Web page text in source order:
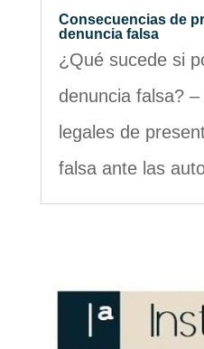
Consecuencias de
denuncia falsa
¿Qué sucede si
denuncia falsa?
legales de
falsa ante las